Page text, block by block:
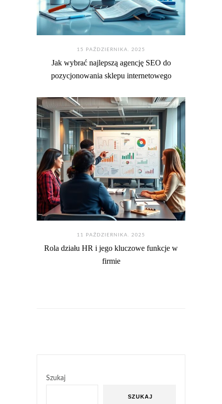
15 PAŹDZIERNIKA. 2025
Jak wybrać najlepszą agencję SEO do
pozycjonowania sklepu internetowego
11 PAŹDZIERNIKA. 2025
Rola działu HR i jego kluczowe funkcje w
firmie
Szukaj
SZUKAJ